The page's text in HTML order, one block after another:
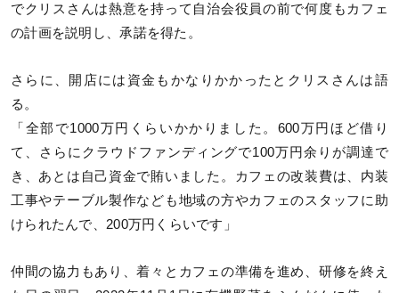
でクリスさんは熱意を持って自治会役員の前で何度もカフェ
の計画を説明し、承諾を得た。
さらに、開店には資金もかなりかかったとクリスさんは語
る。
「全部で1000万円くらいかかりました。600万円ほど借り
て、さらにクラウドファンディングで100万円余りが調達で
き、あとは自己資金で賄いました。カフェの改装費は、内装
工事やテーブル製作なども地域の方やカフェのスタッフに助
けられたんで、200万円くらいです」
仲間の協力もあり、着々とカフェの準備を進め、研修を終え